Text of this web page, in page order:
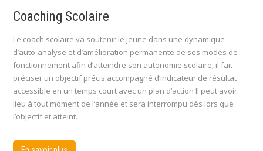
Coaching Scolaire
Le coach scolaire va soutenir le jeune dans une dynamique
d’auto-analyse et d’amélioration permanente de ses modes de
fonctionnement afin d’atteindre son autonomie scolaire, il fait
préciser un objectif précis accompagné d’indicateur de résultat
accessible en un temps court avec un plan d’action Il peut avoir
lieu à tout moment de l’année et sera interrompu dès lors que
l’objectif et atteint.